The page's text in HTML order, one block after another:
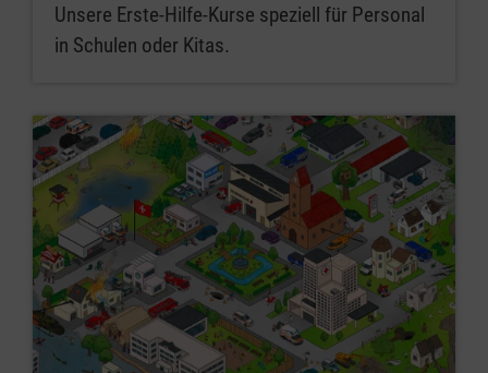
Unsere Erste-Hilfe-Kurse speziell für Personal
in Schulen oder Kitas.